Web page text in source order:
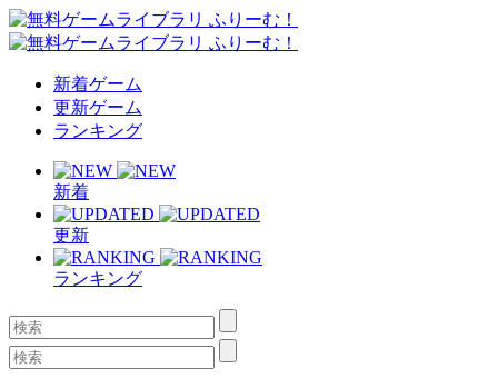
新着ゲーム
更新ゲーム
ランキング
新着
更新
ランキング